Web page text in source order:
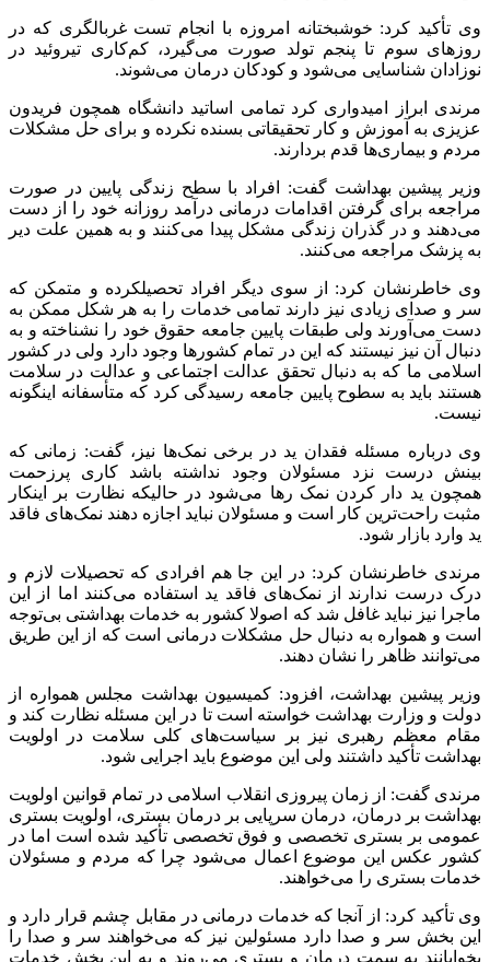
وی تأکید کرد: خوشبختانه امروزه با انجام تست غربالگری که در
روزهای سوم تا پنجم تولد صورت می‌گیرد، کم‌کاری تیروئید در
نوزادان شناسایی می‌شود و کودکان درمان می‌شوند.
مرندی ابراز امیدواری کرد تمامی اساتید دانشگاه همچون فریدون
عزیزی به آموزش و کار تحقیقاتی بسنده نکرده و برای حل مشکلات
مردم و بیماری‌ها قدم بردارند.
وزیر پیشین بهداشت گفت: افراد با سطح زندگی پایین در صورت
مراجعه برای گرفتن اقدامات درمانی درآمد روزانه خود را از دست
می‌دهند و در گذران زندگی مشکل پیدا می‌کنند و به همین علت دیر
به پزشک مراجعه می‌کنند.
وی خاطرنشان کرد: از سوی دیگر افراد تحصیلکرده و متمکن که
سر و صدای زیادی نیز دارند تمامی خدمات را به هر شکل ممکن به
دست می‌آورند ولی طبقات پایین جامعه حقوق خود را نشناخته و به
دنبال آن نیز نیستند که این در تمام کشورها وجود دارد ولی در کشور
اسلامی ما که به دنبال تحقق عدالت اجتماعی و عدالت در سلامت
هستند باید به سطوح پایین جامعه رسیدگی کرد که متأسفانه اینگونه
نیست.
وی درباره مسئله فقدان ید در برخی نمک‌ها نیز، گفت: زمانی که
بینش درست نزد مسئولان وجود نداشته باشد کاری پرزحمت
همچون ید دار کردن نمک رها می‌شود در حالیکه نظارت بر اینکار
مثبت راحت‌ترین کار است و مسئولان نباید اجازه دهند نمک‌های فاقد
ید وارد بازار شود.
مرندی خاطرنشان کرد: در این جا هم افرادی که تحصیلات لازم و
درک درست ندارند از نمک‌های فاقد ید استفاده می‌کنند اما از این
ماجرا نیز نباید غافل شد که اصولا کشور به خدمات بهداشتی بی‌توجه
است و همواره به دنبال حل مشکلات درمانی است که از این طریق
می‌توانند ظاهر را نشان دهند.
وزیر پیشین بهداشت، افزود: کمیسیون بهداشت مجلس همواره از
دولت و وزارت بهداشت خواسته است تا در این مسئله نظارت کند و
مقام معظم رهبری نیز بر سیاست‌های کلی سلامت در اولویت
بهداشت تأکید داشتند ولی این موضوع باید اجرایی شود.
مرندی گفت: از زمان پیروزی انقلاب اسلامی در تمام قوانین اولویت‌
بهداشت بر درمان، درمان سرپایی بر درمان بستری، اولویت بستری
عمومی بر بستری تخصصی و فوق تخصصی تأکید شده است اما در
کشور عکس این موضوع اعمال می‌شود چرا که مردم و مسئولان
خدمات بستری را می‌خواهند.
وی تأکید کرد: از آنجا که خدمات درمانی در مقابل چشم قرار دارد و
این بخش سر و صدا دارد مسئولین نیز که می‌خواهند سر و صدا را
بخوابانند به سمت درمان و بستری می‌روند و به این بخش خدمات